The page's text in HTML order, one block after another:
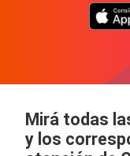
Mirá todas
y los